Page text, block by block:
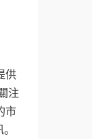
供
注
市